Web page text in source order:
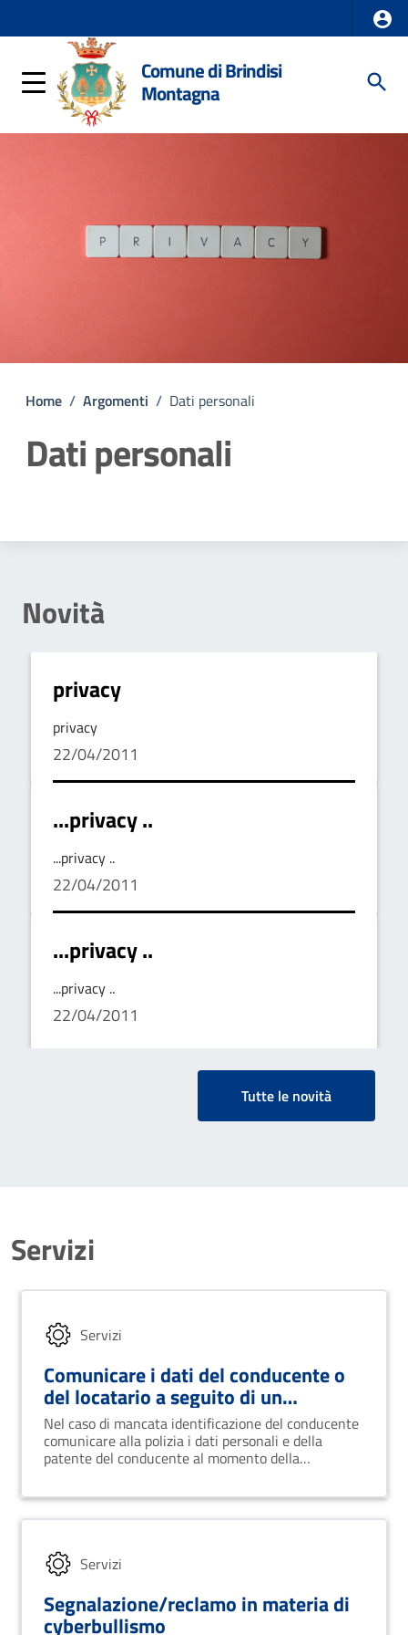
Comune di Brindisi
Montagna
Home / Argomenti / Dati personali
Dati personali
Novità
privacy
privacy
22/04/2011
...privacy ..
...privacy ..
22/04/2011
...privacy ..
...privacy ..
22/04/2011
Tutte le novità
Servizi
Servizi
Comunicare i dati del conducente o
del locatario a seguito di un
accertamento di violazione
Nel caso di mancata identificazione del conducente
comunicare alla polizia i dati personali e della
patente del conducente al momento della
Servizi
Segnalazione/reclamo in materia di
cyberbullismo